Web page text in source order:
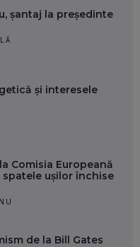
șantaj la președinte
și interesele
Comisia Europeană
ușilor închise
de la Bill Gates